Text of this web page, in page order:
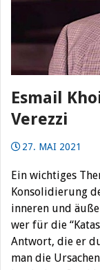
Esmail
Verezzi
27. MAI 2021
Ein wichtiges
Konsolidierung
inneren und
wer für die
Antwort, die er
man die